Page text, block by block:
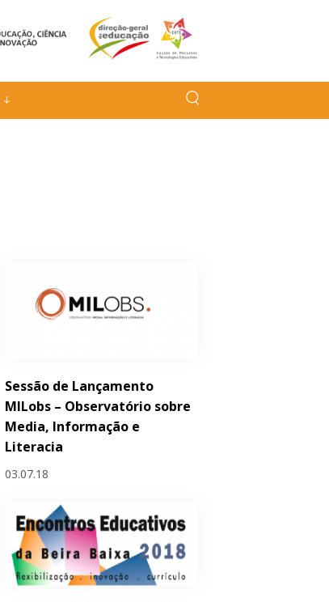
Sessão de Lançamento
MILobs – Observatório sobre
Media, Informação e
Literacia
03.07.18